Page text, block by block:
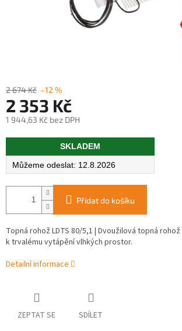
2 674 Kč –12 %
2 353 Kč
1 944,63 Kč bez DPH
Měrná
SKLADEM
12.8.2026
Přidat do košíku
Topná rohož LDTS 80/5,1 | Dvoužilová topná
k trvalému vytápění vlhkých prostor.
Detailní informace
ZEPTAT SE SDÍLET